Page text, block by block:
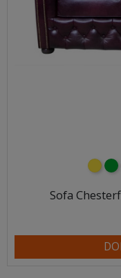
żółty
Sofa